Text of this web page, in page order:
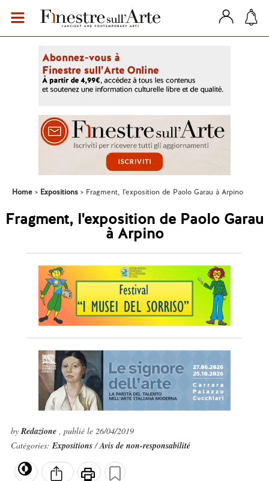
Home Expositions Fragment, l'exposition de Paolo Garau à Arpino
Fragment, l'exposition de Paolo Garau
à Arpino
byRedazione , publié le 26/04/2019
Catégories:Expositions/Avis de non-responsabilité